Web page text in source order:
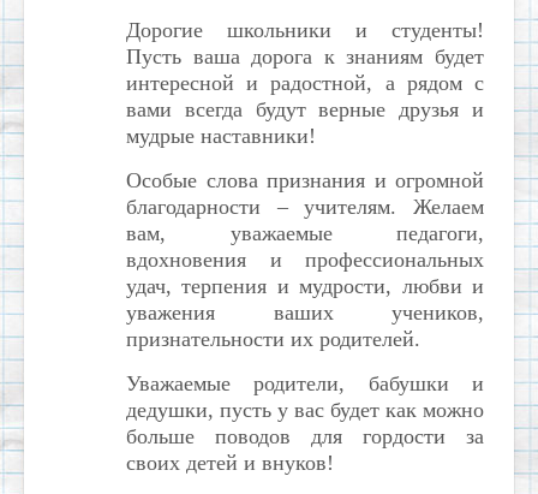
Дорогие школьники и студенты!
Пусть ваша дорога к знаниям будет
интересной и радостной, а рядом с
вами всегда будут верные друзья и
мудрые наставники!
Особые слова признания и огромной
благодарности – учителям. Желаем
вам, уважаемые педагоги,
вдохновения и профессиональных
удач, терпения и мудрости, любви и
уважения ваших учеников,
признательности их родителей.
Уважаемые родители, бабушки и
дедушки, пусть у вас будет как можно
больше поводов для гордости за
своих детей и внуков!